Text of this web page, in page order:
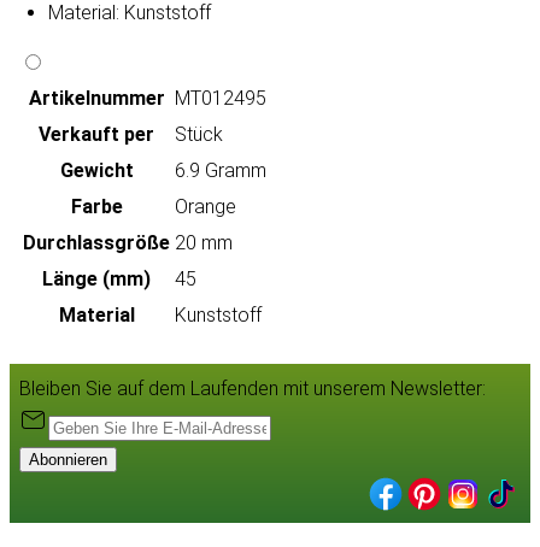
Material: Kunststoff
Artikeln‌ummer MT012495
Verkauft per
Stück
Gewicht
6.9 Gramm
Farbe
Orange
Durchlassgröße 20 mm
Länge (mm)
45
Material
Kunststoff
Bleiben Sie auf dem Laufenden mit unserem Newsletter:
Abonnieren